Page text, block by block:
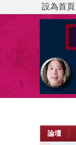
設為首頁
論壇